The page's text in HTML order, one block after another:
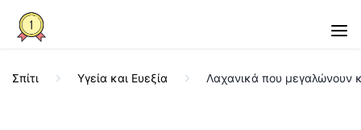
Σπίτι Υγεία και Ευεξία Λαχανικά που μεγαλώνουν